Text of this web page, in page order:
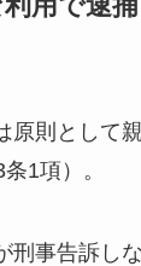
用で逮
原則として
1項）。
刑事告訴し